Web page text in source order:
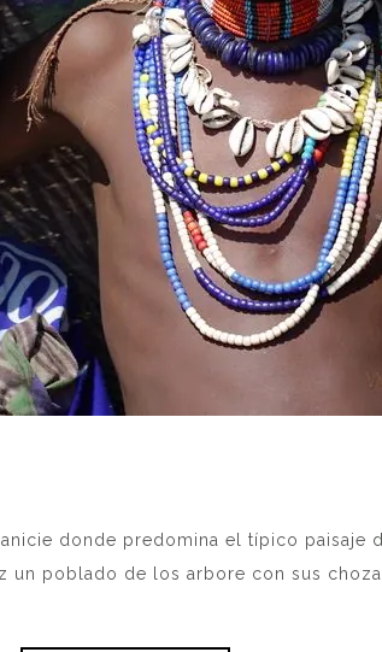
donde predomina el típico paisaje
poblado de los arbore con sus